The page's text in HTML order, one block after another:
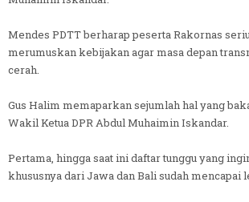
Mendes PDTT berharap peserta Rakornas
merumuskan kebijakan agar masa depan
cerah.
Gus Halim memaparkan sejumlah hal yang
Wakil Ketua DPR Abdul Muhaimin Iskandar.
Pertama, hingga saat ini daftar tunggu yang
khususnya dari Jawa dan Bali sudah mencapai